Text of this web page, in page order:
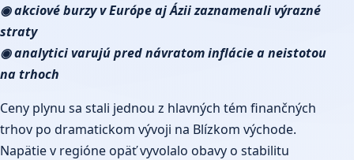
◉ akciové burzy v Európe aj Ázii zaznamenali výrazné
straty
◉ analytici varujú pred návratom inflácie a neistotou
na trhoch
Ceny plynu sa stali jednou z hlavných tém finančných
trhov po dramatickom vývoji na Blízkom východe.
Napätie v regióne opäť vyvolalo obavy o stabilitu